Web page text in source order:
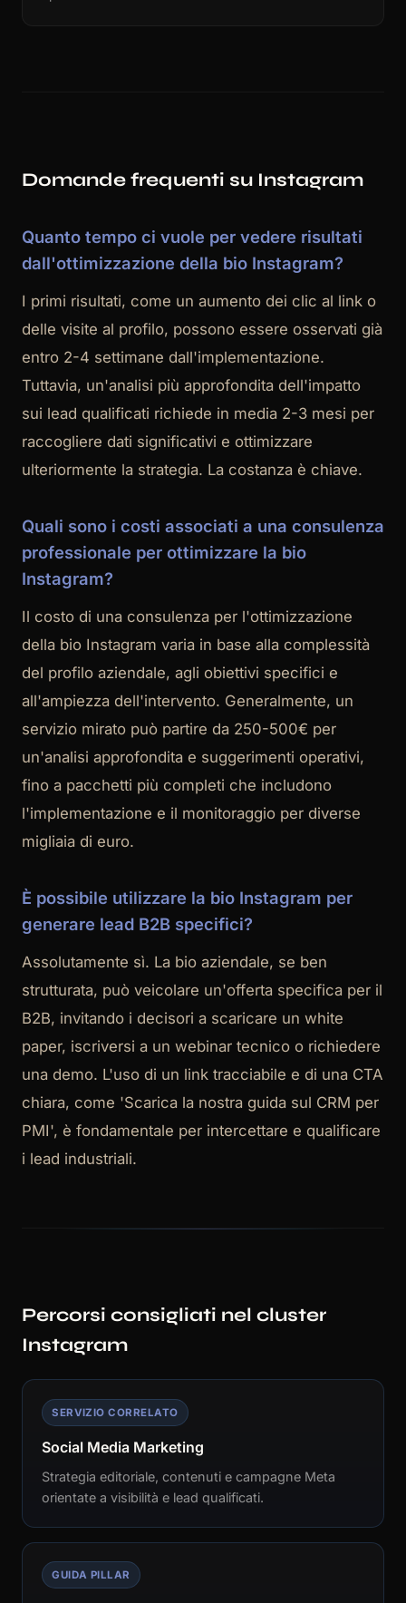
Domande frequenti su Instagram
Quanto tempo ci vuole per vedere risultati
dall'ottimizzazione della bio Instagram?
I primi risultati, come un aumento dei clic al link o
delle visite al profilo, possono essere osservati già
entro 2-4 settimane dall'implementazione.
Tuttavia, un'analisi più approfondita dell'impatto
sui lead qualificati richiede in media 2-3 mesi per
raccogliere dati significativi e ottimizzare
ulteriormente la strategia. La costanza è chiave.
Quali sono i costi associati a una consulenza
professionale per ottimizzare la bio
Instagram?
Il costo di una consulenza per l'ottimizzazione
della bio Instagram varia in base alla complessità
del profilo aziendale, agli obiettivi specifici e
all'ampiezza dell'intervento. Generalmente, un
servizio mirato può partire da 250-500€ per
un'analisi approfondita e suggerimenti operativi,
fino a pacchetti più completi che includono
l'implementazione e il monitoraggio per diverse
migliaia di euro.
È possibile utilizzare la bio Instagram per
generare lead B2B specifici?
Assolutamente sì. La bio aziendale, se ben
strutturata, può veicolare un'offerta specifica per il
B2B, invitando i decisori a scaricare un white
paper, iscriversi a un webinar tecnico o richiedere
una demo. L'uso di un link tracciabile e di una CTA
chiara, come 'Scarica la nostra guida sul CRM per
PMI', è fondamentale per intercettare e qualificare
i lead industriali.
Percorsi consigliati nel cluster
Instagram
SERVIZIO CORRELATO
Social Media Marketing
Strategia editoriale, contenuti e campagne Meta
orientate a visibilità e lead qualificati.
GUIDA PILLAR